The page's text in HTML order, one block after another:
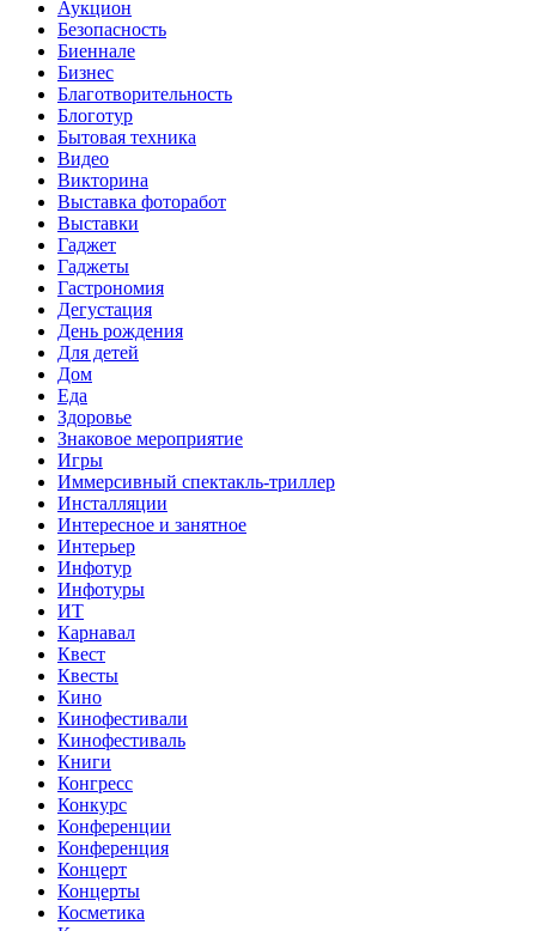
Аукцион
Безопасность
Биеннале
Бизнес
Благотворительность
Блоготур
Бытовая техника
Видео
Викторина
Выставка фоторабот
Выставки
Гаджет
Гаджеты
Гастрономия
Дегустация
День рождения
Для детей
Дом
Еда
Здоровье
Знаковое мероприятие
Игры
Иммерсивный спектакль-триллер
Инсталляции
Интересное и занятное
Интерьер
Инфотур
Инфотуры
ИТ
Карнавал
Квест
Квесты
Кино
Кинофестивали
Кинофестиваль
Книги
Конгресс
Конкурс
Конференции
Конференция
Концерт
Концерты
Косметика